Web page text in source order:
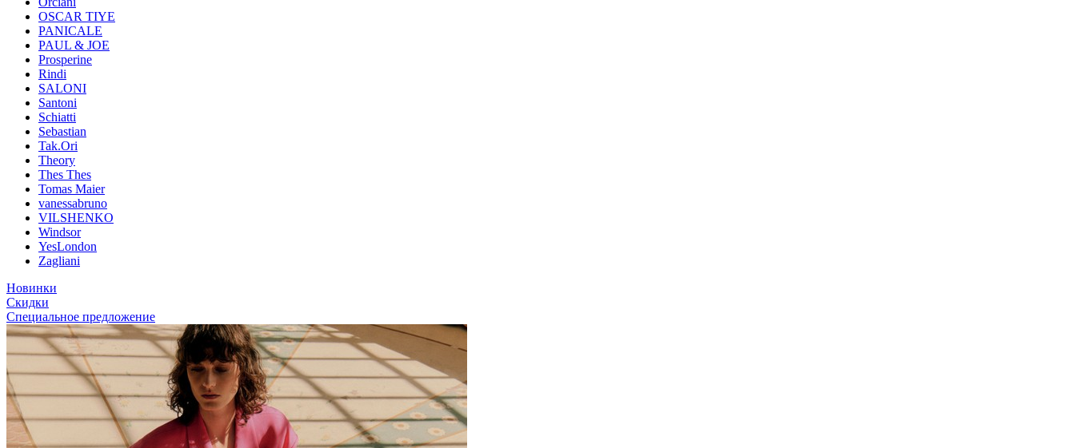
OSCAR TIYE
PANICALE
PAUL & JOE
Prosperine
Rindi
SALONI
Santoni
Schiatti
Sebastian
Tak.Ori
Theory
Thes Thes
Tomas Maier
vanessabruno
VILSHENKO
Windsor
YesLondon
Zagliani
Новинки
Скидки
Специальное предложение